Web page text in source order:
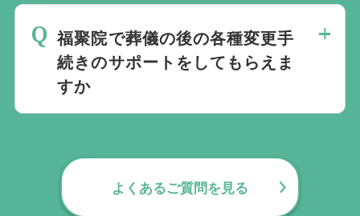
点がありましたらお気軽にご相談くださ
い。
要望にお応えしております。
福聚院で葬儀の後の各種変更手
続きのサポートをしてもらえま
すか
の手続きとお答えになる方が70パーセント
以上でして、お客様が日常にお戻りいただ
よくあるご質問を見る